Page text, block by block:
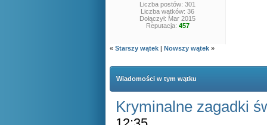
Liczba postów: 301
Liczba wątków: 36
Dołączył: Mar 2015
Reputacja: 457
« Starszy wątek | Nowszy wątek »
Wiadomości w tym wątku
Kryminalne zagadki